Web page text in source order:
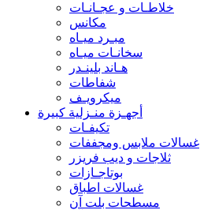
خلاطـات و عجـانـات
مكانس
مبـرد ميـاه
سخانـات ميـاه
هـاند بلينـدر
شفاطات
ميكرويـف
أجهـزة منـزلية كبيرة
تكيفـات
غسالات ملابس ومجففات
ثلاجات و ديب فريزر
بوتاجـازات
غسالات اطباق
مسطحات بلت آن